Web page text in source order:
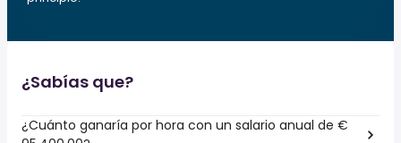
¿Sabías que?
¿Cuánto ganaría por hora con un salario anual de €